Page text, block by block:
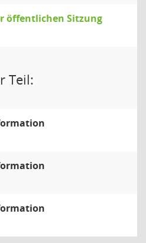
öffentlichen Sitzung
Teil: